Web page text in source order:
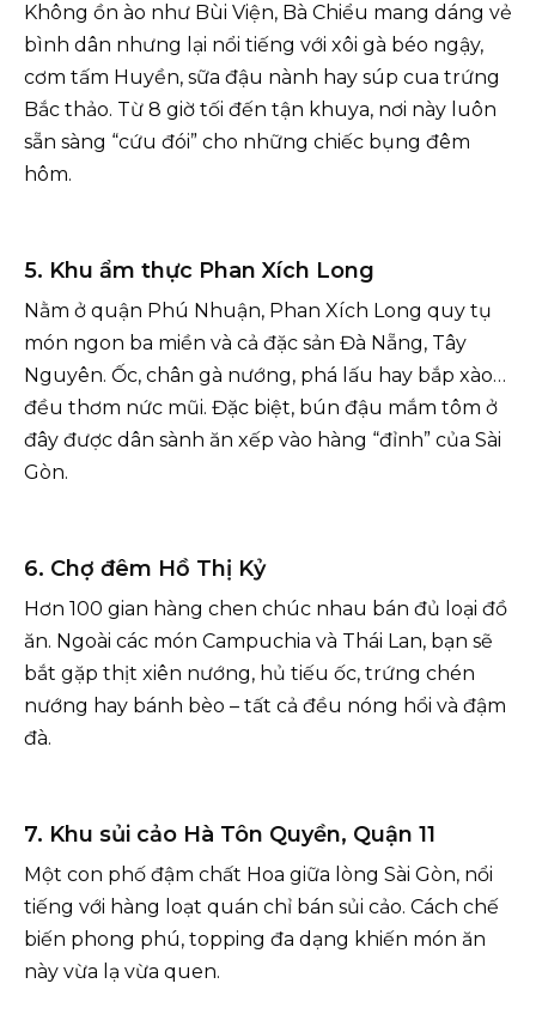
Không ồn ào như Bùi Viện, Bà Chiểu mang dáng vẻ
bình dân nhưng lại nổi tiếng với xôi gà béo ngậy,
cơm tấm Huyền, sữa đậu nành hay súp cua trứng
Bắc thảo. Từ 8 giờ tối đến tận khuya, nơi này luôn
sẵn sàng “cứu đói” cho những chiếc bụng đêm
hôm.
5. Khu ẩm thực Phan Xích Long
Nằm ở quận Phú Nhuận, Phan Xích Long quy tụ
món ngon ba miền và cả đặc sản Đà Nẵng, Tây
Nguyên. Ốc, chân gà nướng, phá lấu hay bắp xào…
đều thơm nức mũi. Đặc biệt, bún đậu mắm tôm ở
đây được dân sành ăn xếp vào hàng “đỉnh” của Sài
Gòn.
6. Chợ đêm Hồ Thị Kỷ
Hơn 100 gian hàng chen chúc nhau bán đủ loại đồ
ăn. Ngoài các món Campuchia và Thái Lan, bạn sẽ
bắt gặp thịt xiên nướng, hủ tiếu ốc, trứng chén
nướng hay bánh bèo – tất cả đều nóng hổi và đậm
đà.
7. Khu sủi cảo Hà Tôn Quyền, Quận 11
Một con phố đậm chất Hoa giữa lòng Sài Gòn, nổi
tiếng với hàng loạt quán chỉ bán sủi cảo. Cách chế
biến phong phú, topping đa dạng khiến món ăn
này vừa lạ vừa quen.